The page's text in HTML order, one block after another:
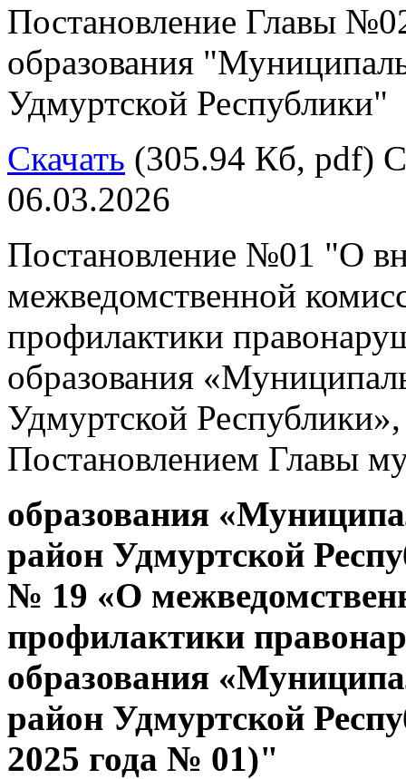
Постановление Главы
образования
Удмуртской Республики"
Скачать (305.94 Кб, pdf)
06.03.2026
Постановление №01 "О
межведомственной
профилактики
образования
Удмуртской
Постановлением Главы
образования
район Удмуртской
№ 19 «О
профилактики
образования
район Удмуртской
2025 года № 01)"